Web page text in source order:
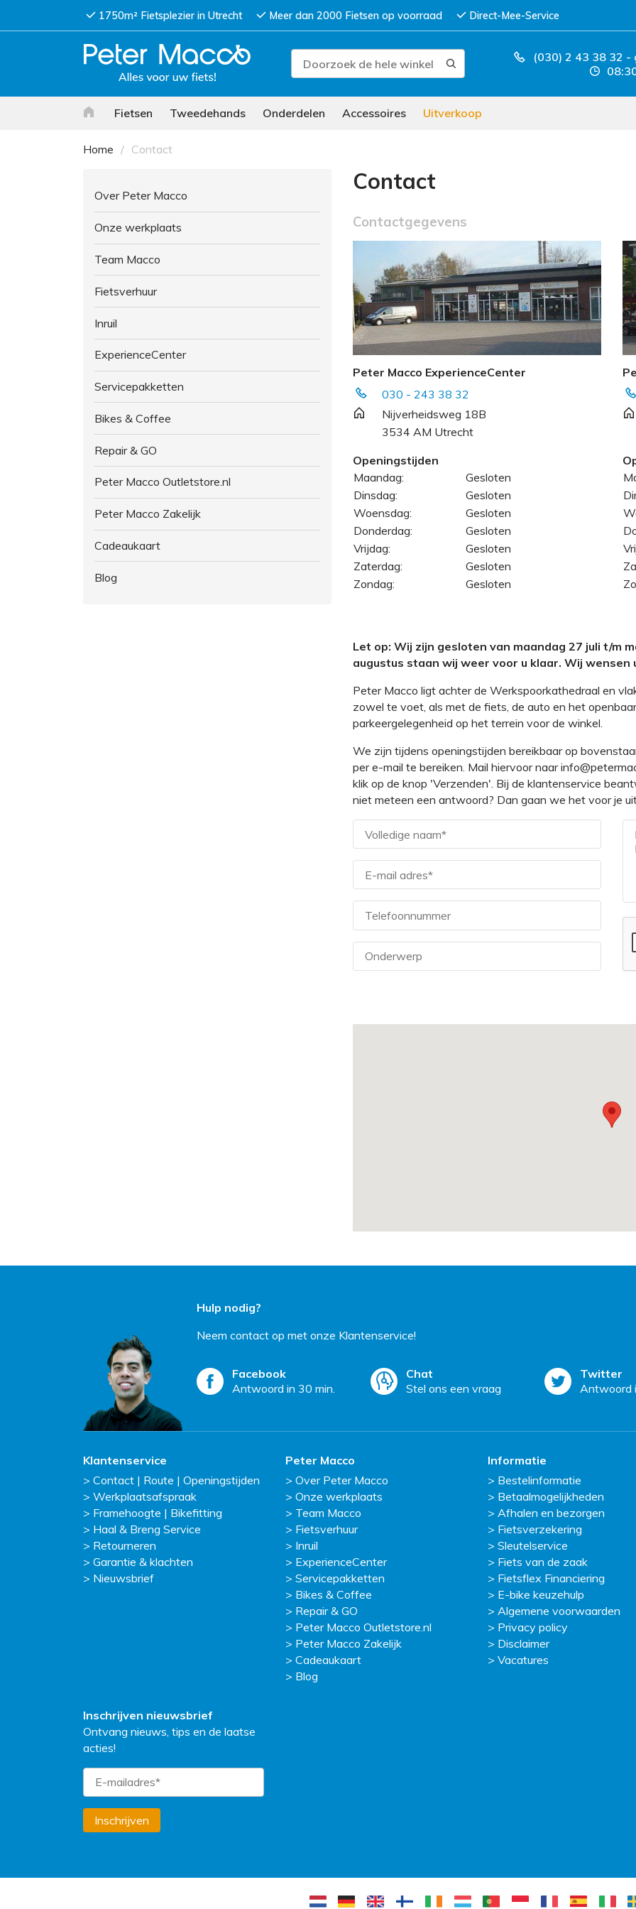
1750m² Fietsplezier in Utrecht Meer dan 2000 Fietsen op voorraad Direct-Mee-Service
(030) 2 43 38 32 -
Fietsen Tweedehands Onderdelen Accessoires Uitverkoop
Home Contact
Contact
Contactgegevens
Peter Macco ExperienceCenter
030 - 243 38 32
Nijverheidsweg 18B
3534 AM Utrecht
Openingstijden
Maandag:
Gesloten
Dinsdag:
Gesloten
Woensdag:
Gesloten
Donderdag:
Gesloten
Vrijdag:
Gesloten
Zaterdag:
Gesloten
Zondag:
Gesloten
Let op: Wij zijn gesloten van maandag 27 juli t/m
augustus staan wij weer voor u klaar. Wij
Peter Macco ligt achter de Werkspoorkathedraal en
zowel te voet, als met de fiets, de auto en het
parkeergelegenheid op het terrein voor de winkel.
We zijn tijdens openingstijden bereikbaar op
per e-mail te bereiken. Mail hiervoor naar
klik op de knop 'Verzenden'. Bij de klantenservice
niet meteen een antwoord? Dan gaan we het voor je
Over Peter Macco
Onze werkplaats
Team Macco
Fietsverhuur
Inruil
ExperienceCenter
Servicepakketten
Bikes & Coffee
Repair & GO
Peter Macco Outletstore.nl
Peter Macco Zakelijk
Cadeaukaart
Blog
Hulp nodig?
Neem contact op met onze Klantenservice!
Facebook
Antwoord in 30 min.
Chat
Stel ons een vraag
Twitter
Antwoord
Klantenservice
Contact | Route | Openingstijden
Werkplaatsafspraak
Framehoogte | Bikefitting
Haal & Breng Service
Retourneren
Garantie & klachten
Nieuwsbrief
Peter Macco
Over Peter Macco
Onze werkplaats
Team Macco
Fietsverhuur
Inruil
ExperienceCenter
Servicepakketten
Bikes & Coffee
Repair & GO
Peter Macco Outletstore.nl
Peter Macco Zakelijk
Cadeaukaart
Blog
Informatie
Bestelinformatie
Betaalmogelijkheden
Afhalen en bezorgen
Fietsverzekering
Sleutelservice
Fiets van de zaak
Fietsflex Financiering
E-bike keuzehulp
Algemene voorwaarden
Privacy policy
Disclaimer
Vacatures
Inschrijven nieuwsbrief
Ontvang nieuws, tips en de laatse
acties!
Inschrijven